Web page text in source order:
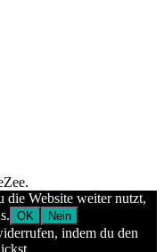
die Website weiter nutzt,
OK Nein
indem du den